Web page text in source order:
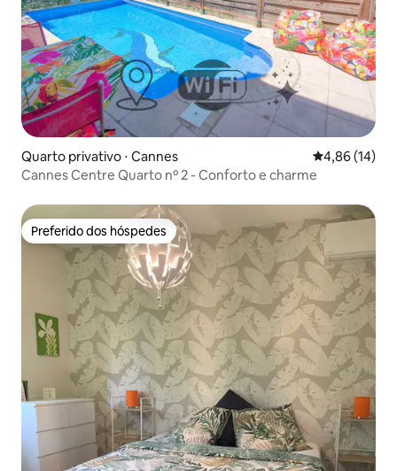
Quarto privativo ⋅ Cannes 4,86 de uma
4,86 (14)
Cannes Centre Quarto nº 2 - Conforto e charme
Preferido dos hóspedes
Preferido dos hóspedes